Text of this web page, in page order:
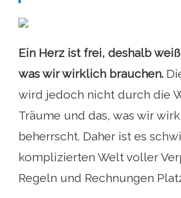
Ein Herz ist frei, deshalb
was wir wirklich brauchen.
wird jedoch nicht durch die
Träume und das, was wir
beherrscht. Daher ist es
komplizierten Welt voller
Regeln und Rechnungen